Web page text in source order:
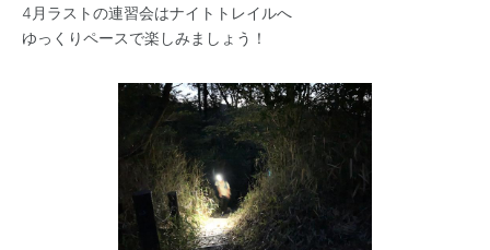
4月ラストの連習会はナイトトレイルへ
ゆっくりペースで楽しみましょう！